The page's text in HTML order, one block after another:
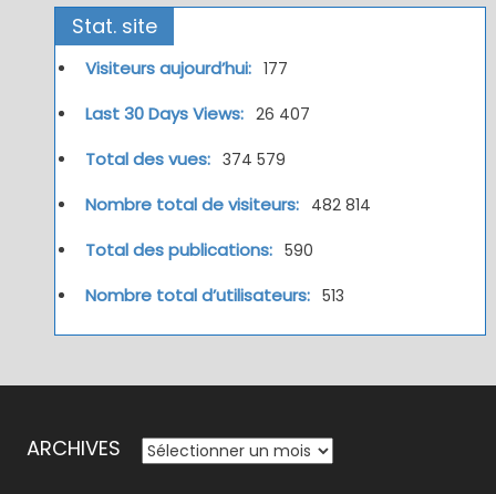
Stat. site
Visiteurs aujourd’hui: 177
Last 30 Days Views: 26 407
Total des vues: 374 579
Nombre total de visiteurs: 482 814
Total des publications: 590
Nombre total d’utilisateurs: 513
ARCHIVES ARCHIVES